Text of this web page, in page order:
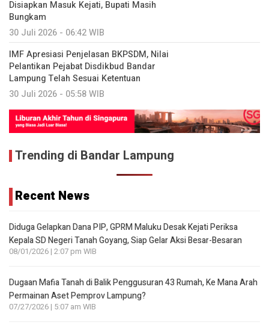
Disiapkan Masuk Kejati, Bupati Masih
Bungkam
30 Juli 2026 - 06:42 WIB
IMF Apresiasi Penjelasan BKPSDM, Nilai
Pelantikan Pejabat Disdikbud Bandar
Lampung Telah Sesuai Ketentuan
30 Juli 2026 - 05:58 WIB
Trending di Bandar Lampung
Recent News
Diduga Gelapkan Dana PIP, GPRM Maluku Desak Kejati Periksa
Kepala SD Negeri Tanah Goyang, Siap Gelar Aksi Besar-Besaran
08/01/2026 | 2:07 pm WIB
Dugaan Mafia Tanah di Balik Penggusuran 43 Rumah, Ke Mana Arah
Permainan Aset Pemprov Lampung?
07/27/2026 | 5:07 am WIB